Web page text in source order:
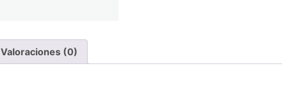
Valoraciones (0)